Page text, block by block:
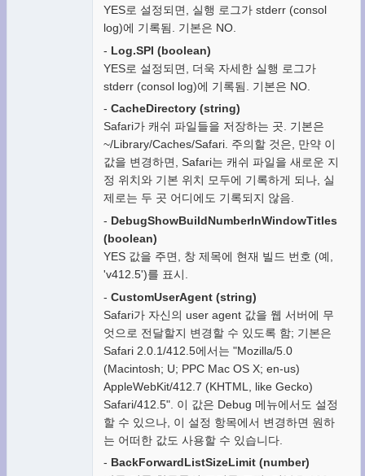
YES로 설정되면, 실행 로그가 stderr (consol
log)에 기록됨. 기본은 NO.
- Log.SPI (boolean)
YES로 설정되면, 더욱 자세한 실행 로그가
stderr (consol log)에 기록됨. 기본은 NO.
- CacheDirectory (string)
Safari가 캐쉬 파일들을 저장하는 곳. 기본은
~/Library/Caches/Safari. 주의할 것은, 만약 이
값을 변경하면, Safari는 캐쉬 파일을 새로운 지
정 위치와 기본 위치 모두에 기록하게 되나, 실
제로는 두 곳 어디에도 기록되지 않음.
- DebugShowBuildNumberInWindowTitles
(boolean)
YES 값을 주면, 창 제목에 현재 빌드 번호 (예,
'v412.5')를 표시.
- CustomUserAgent (string)
Safari가 자신의 user agent 값을 웹 서버에 무
엇으로 전달할지 변경할 수 있도록 함; 기본은
Safari 2.0.1/412.5에서는 "Mozilla/5.0
(Macintosh; U; PPC Mac OS X; en-us)
AppleWebKit/412.7 (KHTML, like Gecko)
Safari/412.5". 이 값은 Debug 메뉴에서도 설정
할 수 있으나, 이 설정 항목에서 변경하면 원하
는 어떠한 값도 사용할 수 있습니다.
- BackForwardListSizeLimit (number)